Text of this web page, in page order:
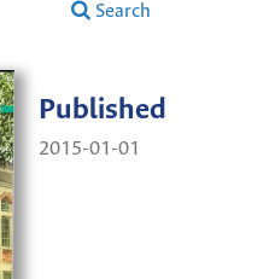
Search
Published
2015-01-01